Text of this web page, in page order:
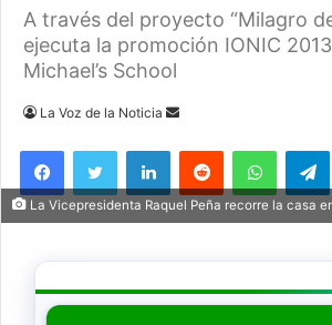
A través del proyecto “Milagro
ejecuta la promoción IONIC
Michael’s School
La Voz de la Noticia
Send
email
FacebookTwitter LinkedInReddit
La Vicepresidenta Raquel Peña recorre la casa